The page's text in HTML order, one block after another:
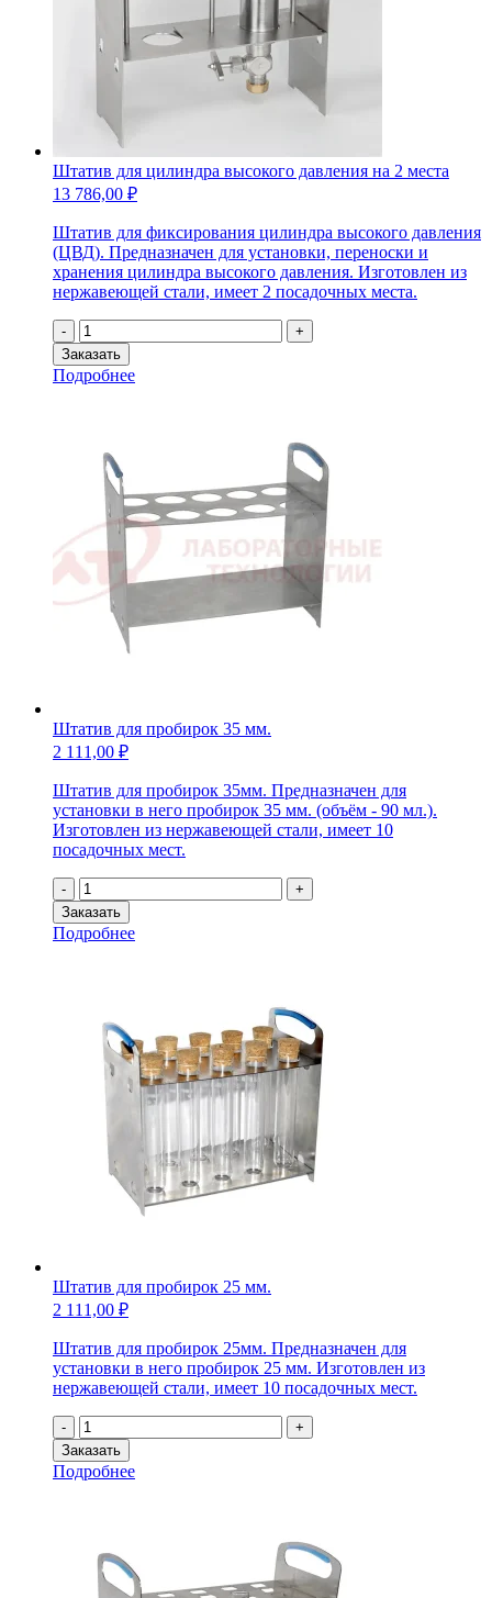
Штатив для цилиндра высокого давления на 2 места
13 786,00 ₽
Штатив для фиксирования цилиндра высокого давления
(ЦВД). Предназначен для установки, переноски и
хранения цилиндра высокого давления. Изготовлен из
нержавеющей стали, имеет 2 посадочных места.
-
Количество
товара
Штатив
для
места
+
Заказать
Подробнее
Штатив для пробирок 35 мм.
2 111,00 ₽
Штатив для пробирок 35мм. Предназначен для
установки в него пробирок 35 мм. (объём - 90 мл.).
Изготовлен из нержавеющей стали, имеет 10
посадочных мест.
-
Количество
товара
Штатив
для
+
Заказать
Подробнее
Штатив для пробирок 25 мм.
2 111,00 ₽
Штатив для пробирок 25мм. Предназначен для
установки в него пробирок 25 мм. Изготовлен из
нержавеющей стали, имеет 10 посадочных мест.
-
Количество
товара
Штатив
для
+
Заказать
Подробнее